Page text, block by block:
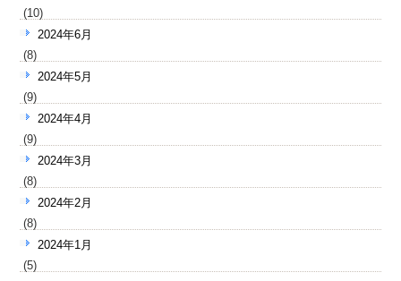
(10)
2024年6月
(8)
2024年5月
(9)
2024年4月
(9)
2024年3月
(8)
2024年2月
(8)
2024年1月
(5)